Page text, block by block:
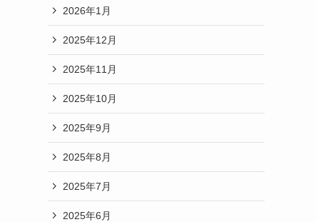
2026年1月
2025年12月
2025年11月
2025年10月
2025年9月
2025年8月
2025年7月
2025年6月